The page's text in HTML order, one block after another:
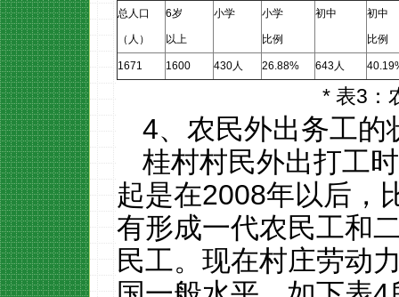
总人口
（人）
6岁
以上
小学 小学
比例
初中 初中
比例
1671 1600 430人 26.88% 643人
* 表3
4、农民外出务工的
桂村村民外出打工
起是在2008年以后，
有形成一代农民工和
民工。现在村庄劳动